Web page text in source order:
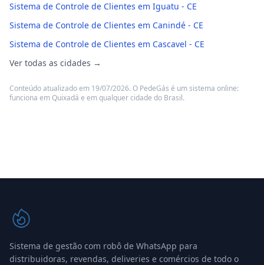
Sistema de Controle de Clientes em Iguatu - CE
Sistema de Controle de Clientes em Canindé - CE
Sistema de Controle de Clientes em Cascavel - CE
Ver todas as cidades →
Conteúdo atualizado em 19/07/2026. O PedeGás é um sistema online:
funciona em Quixadá e em qualquer cidade do Brasil.
Sistema de gestão com robô de WhatsApp para
distribuidoras, revendas, deliveries e comércios de todo o